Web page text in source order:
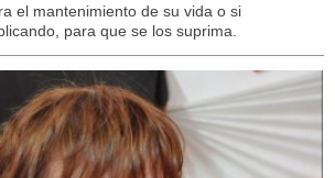
el mantenimiento de su vida o si
para que se los suprima.